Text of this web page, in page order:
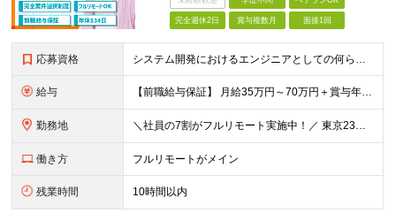
完全週休2日 賞与複数月 面接1回
応募資格 システム開発におけるエンジニアとしての何らかの実務経験（年数不問） ※要件定義、基本設計、詳細設計、製造、検証、運用保守 少しでも実務経験があれば、まずは気軽にエントリーしてみてください！ ／／／／
給与 【前職給与保証】 月給35万円～70万円＋賞与年2回＋各種手当 ※前職の給与・スキル・経験を考慮の上、決定いたします。 ※月給には固定残業代（月30時間分／5万円～10万円）を含みます。超過分は別途
勤務地 ＼社員の7割がフルリモート実施中！／ 東京23区内など1都3県を中心としたプロジェクト先での勤務となります。 ※勤務地は希望を考慮します ≪本社≫ 東京都渋谷区恵比寿南1丁目3番7号 隅越ビル5階
働き方 フルリモートがメイン
残業時間 10時間以内